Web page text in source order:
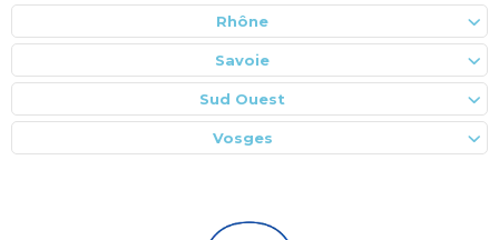
Rhône
Savoie
Sud Ouest
Vosges